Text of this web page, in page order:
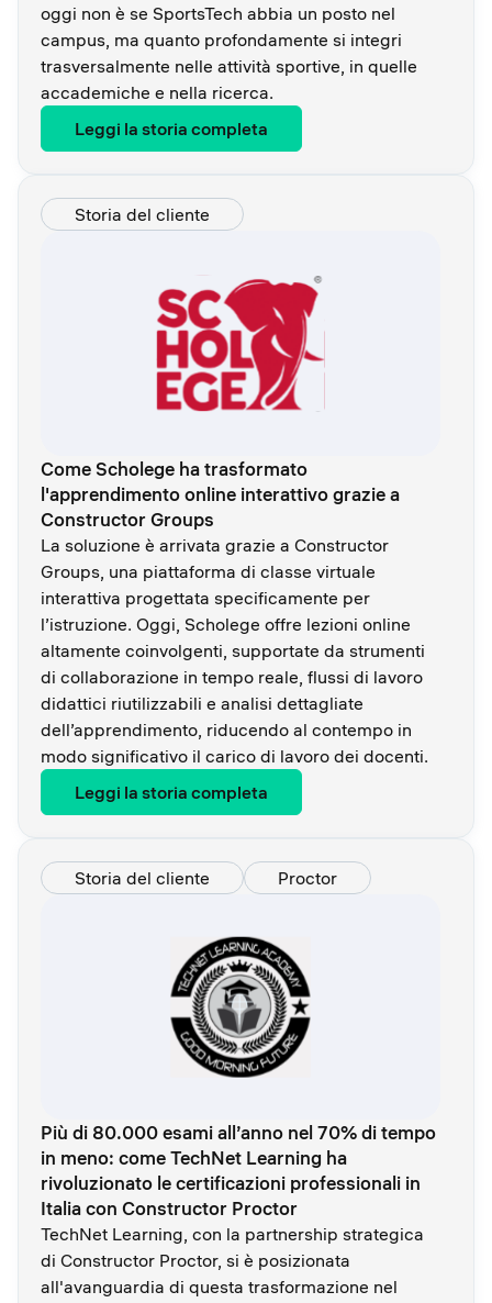
oggi non è se SportsTech abbia un posto nel
campus, ma quanto profondamente si integri
trasversalmente nelle attività sportive, in quelle
accademiche e nella ricerca.
Leggi la storia completa
Storia del cliente
Come Scholege ha trasformato
l'apprendimento online interattivo grazie a
Constructor Groups
La soluzione è arrivata grazie a Constructor
Groups, una piattaforma di classe virtuale
interattiva progettata specificamente per
l’istruzione. Oggi, Scholege offre lezioni online
altamente coinvolgenti, supportate da strumenti
di collaborazione in tempo reale, flussi di lavoro
didattici riutilizzabili e analisi dettagliate
dell’apprendimento, riducendo al contempo in
modo significativo il carico di lavoro dei docenti.
Leggi la storia completa
Storia del cliente Proctor
Più di 80.000 esami all’anno nel 70% di tempo
in meno: come TechNet Learning ha
rivoluzionato le certificazioni professionali in
Italia con Constructor Proctor
TechNet Learning, con la partnership strategica
di Constructor Proctor, si è posizionata
all'avanguardia di questa trasformazione nel